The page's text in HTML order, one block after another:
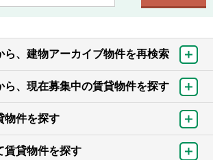
ら、建物アーカイブ物件を再検索
ら、現在募集中の賃貸物件を探す
物件を探す
賃貸物件を探す